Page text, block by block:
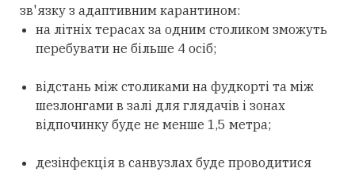
зв'язку з адаптивним карантином:
на літніх терасах за одним столиком зможуть
перебувати не більше 4 осіб;
відстань між столиками на фудкорті та між
шезлонгами в залі для глядачів і зонах
відпочинку буде не менше 1,5 метра;
дезінфекція в санвузлах буде проводитися